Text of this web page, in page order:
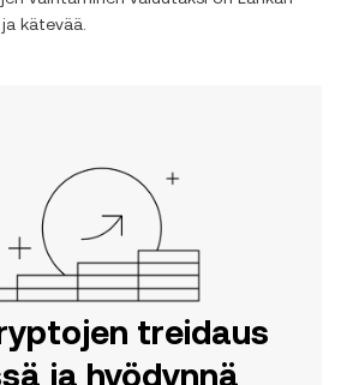
kätevää.
treidaus
ja hyödynnä